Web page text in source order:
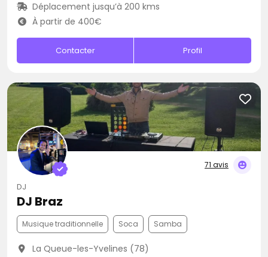
Déplacement jusqu’à 200 kms
À partir de 400€
Contacter Profil
71 avis
DJ
DJ Braz
Musique traditionnelle Soca Samba
La Queue-les-Yvelines (78)